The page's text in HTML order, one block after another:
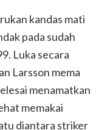
kandas mati
pada sudah
Luka secara
Larsson mema
menamatkan
memakai
diantara striker